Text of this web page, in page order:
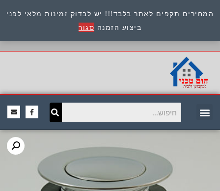
המחירים תקפים לאתר בלבד!!! יש לבדוק זמינות מלאי לפני
ביצוע הזמנה סגור
כתובת : היוזמים 9 אור יהודה שירות לקוחות 054-
8945722